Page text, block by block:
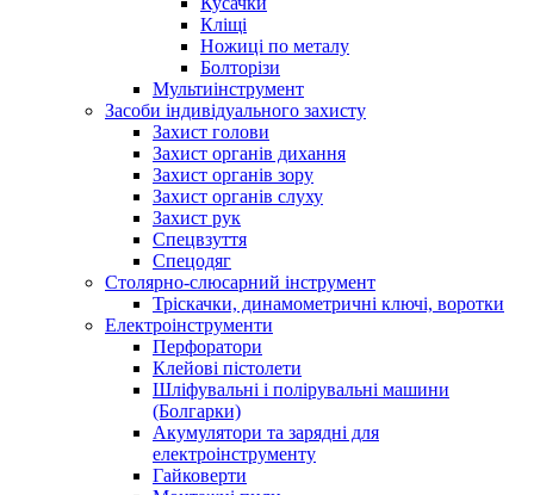
Кліщі
Ножиці по металу
Болторізи
Мультиінструмент
Засоби індивідуального захисту
Захист голови
Захист органів дихання
Захист органів зору
Захист органів слуху
Захист рук
Спецвзуття
Спецодяг
Столярно-слюсарний інструмент
Тріскачки, динамометричні ключі, воротки
Електроінструменти
Перфоратори
Клейові пістолети
Шліфувальні і полірувальні машини
(Болгарки)
Акумулятори та зарядні для
електроінструменту
Гайковерти